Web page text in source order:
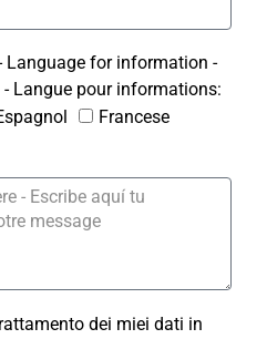
Language for information -
Langue pour informations:
Francese
dei miei dati in